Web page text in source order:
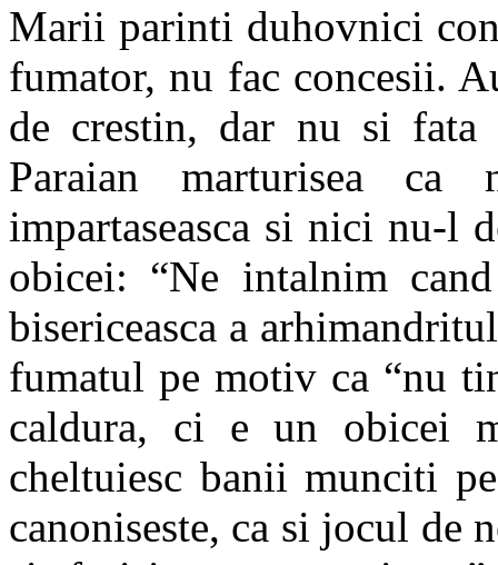
Marii parinti duhovnici
fumator, nu fac concesii.
de crestin, dar nu si fata
Paraian marturisea
impartaseasca si nici nu-l
obicei: “Ne intalnim
bisericeasca a
fumatul pe motiv ca “nu
caldura, ci e un obicei
cheltuiesc banii munciti
canoniseste, ca si jocul de